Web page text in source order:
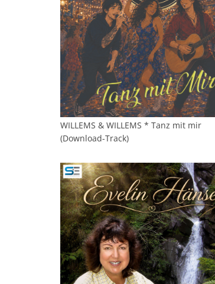
WILLEMS & WILLEMS * Tanz mit mir
(Download-Track)